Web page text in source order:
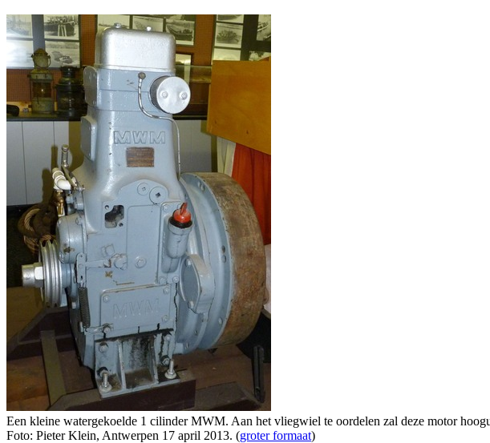
Een kleine watergekoelde 1 cilinder MWM. Aan het vliegwiel te oordelen zal deze motor
Foto: Pieter Klein, Antwerpen 17 april 2013. (groter formaat)